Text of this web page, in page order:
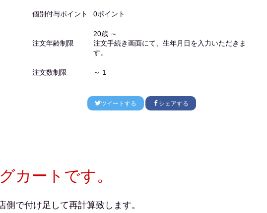
個別付与ポイント 0ポイント
注文年齢制限
20歳 ～
注文手続き画面にて、生年月日を入力いただきま
す。
注文数制限 ～ 1
ツイートする シェアする
カートです。
で付け足して再計算致します。